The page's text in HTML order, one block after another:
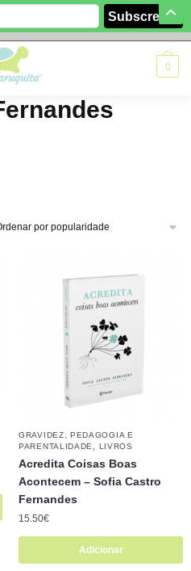
0
GRAVIDEZ, PEDAGOGIA E
PARENTALIDADE
LIVROS
Acredita Coisas Boas
Acontecem – Sofia Castro
Fernandes
15.50€
Adicionar